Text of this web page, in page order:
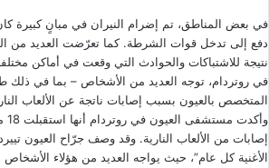
في بعض المناطق، تم إضرام النيران في مبانٍ كبيرة
دفع إلى تدخل قوات الشرطة. كما تعرّضت العديد من
نتيجة للاشتباكات والحوادث التي وقعت في أماكن
في روتردام، توجه العديد من الأشخاص – بما في
المتخصص بالعيون بسبب إصابات ناتجة عن الألعاب
إصابات من الألعاب النارية. وقد وصف جرّاح العيون
الأغنية كل عام”، حيث يواجه العديد من هؤلاء